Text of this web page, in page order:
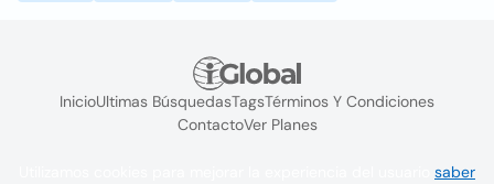
InicioUltimas BúsquedasTagsTérminos Y Condiciones
ContactoVer Planes
saber